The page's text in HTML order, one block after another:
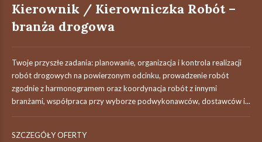
Kierownik / Kierowniczka Robót –
branża drogowa
Twoje przyszłe zadania:‎ planowanie, organizacja i kontrola realizacji
robót drogowych na powierzonym odcinku,‎ prowadzenie robót
zgodnie z harmonogramem oraz koordynacja robót z innymi
branżami,‎ współpraca przy wyborze podwykonawców, dostawców i...
SZCZEGÓŁY OFERTY